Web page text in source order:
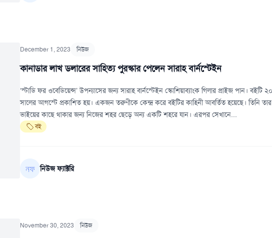
December 1, 2023 নিউজ
কানাডার লাখ ডলারের সাহিত্য পুরস্কার পেলেন সারাহ বার্নস্টেইন
‘স্টাডি ফর ওবেডিয়েন্স’ উপন্যাসের জন্য সারাহ বার্নস্টেইন স্কোশিয়াব্যাংক গিলার প্রাইজ পান। বইটি
সালের আগস্টে প্রকাশিত হয়। একজন তরুণীকে কেন্দ্র করে বইটির কাহিনী আবর্তিত হয়েছে। তিনি তার
ভাইয়ের কাছে থাকার জন্য নিজের শহর ছেড়ে অন্য একটি শহরে যান। এরপর সেখানে...
বই
নিউজ ফ্যাক্টরি
November 30, 2023 নিউজ